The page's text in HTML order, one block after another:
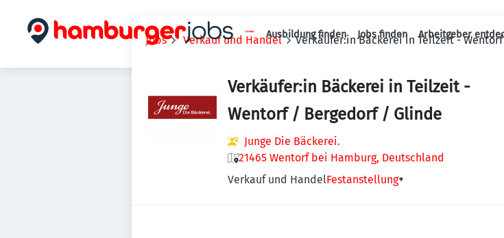
Haupt-
Ausbildung finden Jobs finden Arbeitgeber
Jobs Verkauf und Handel Verkäufer:in Bäckerei in Teilzeit -
Verkäufer:in Bäckerei in Teilzeit -
Wentorf / Bergedorf / Glinde
Junge Die Bäckerei.
21465 Wentorf bei Hamburg, Deutschland
Verkauf und HandelFestanstellung+